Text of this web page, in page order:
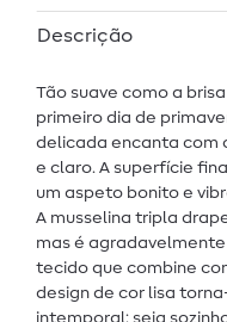
Descrição
Tão suave como a
primeiro dia de
delicada encanta com
e claro. A superfície
um aspeto bonito e
A musselina tripla
mas é
tecido que combine
design de cor lisa